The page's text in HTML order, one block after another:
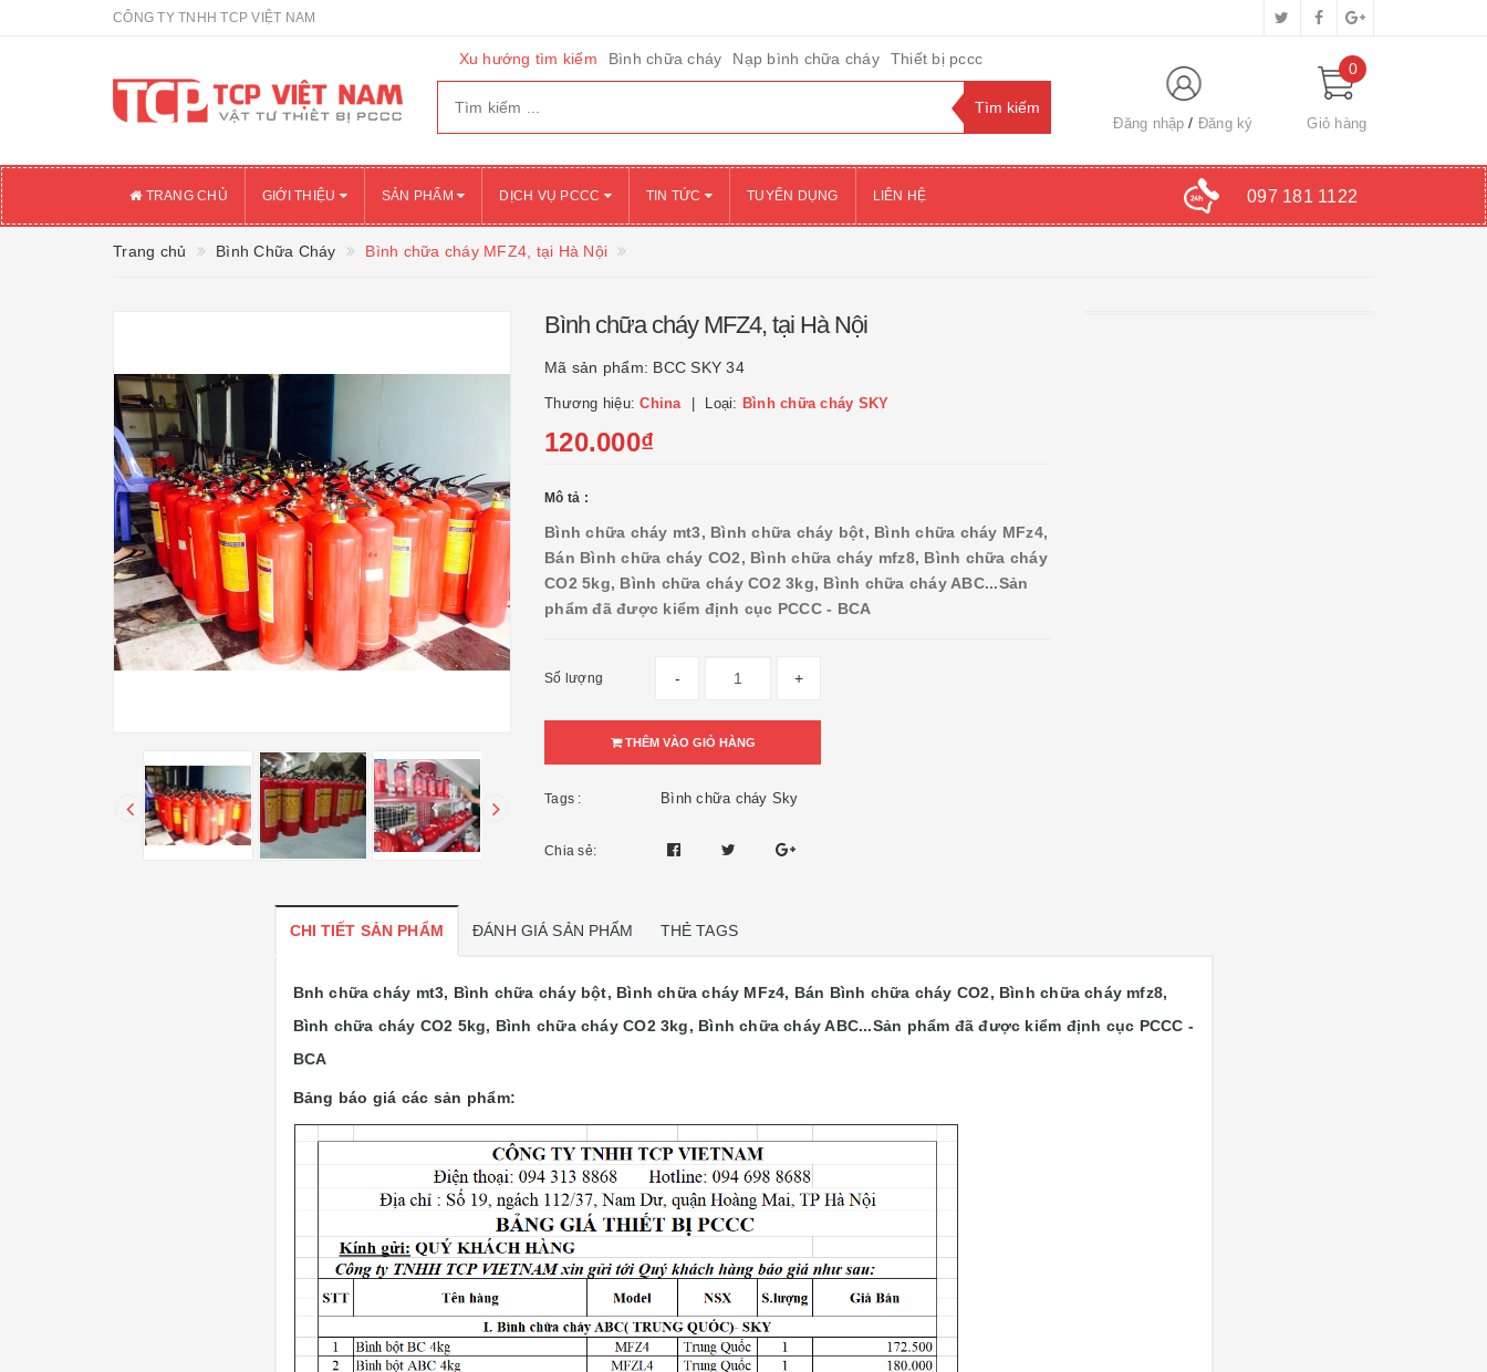
CÔNG TY TNHH TCP VIỆT NAM
Xu hướng tìm kiếm Bình chữa cháy Nạp bình chữa cháy Thiết bị pccc
Đăng nhập Đăng ký
0
Giỏ hàng
TRANG CHỦ GIỚI THIỆU SẢN PHẨM DỊCH VỤ PCCC TIN TỨC TUYỂN DỤNG LIÊN HỆ 097 181 1122
Trang chủ Bình Chữa Cháy Bình chữa cháy MFZ4, tại Hà Nội
Bình chữa cháy MFZ4, tại Hà Nội
Mã sản phẩm: BCC SKY 34
Thương hiệu:China Loại: Bình chữa cháy SKY
120.000₫
Mô tả :
Bình chữa cháy mt3, Bình chữa cháy bột, Bình chữa cháy MFz4,
Bán Bình chữa cháy CO2, Bình chữa cháy mfz8, Bình chữa cháy
CO2 5kg, Bình chữa cháy CO2 3kg, Bình chữa cháy ABC...Sản
phẩm đã được kiểm định cục PCCC - BCA
Số lượng - +
THÊM VÀO GIỎ HÀNG
Tags : Bình chữa cháy Sky
Chia sẻ:
CHI TIẾT SẢN PHẨM ĐÁNH GIÁ SẢN PHẨM THẺ TAGS
Bnh chữa cháy mt3, Bình chữa cháy bột, Bình chữa cháy MFz4, Bán Bình chữa cháy CO2, Bình chữa cháy mfz8,
Bình chữa cháy CO2 5kg, Bình chữa cháy CO2 3kg, Bình chữa cháy ABC...Sản phẩm đã được kiểm định cục PCCC -
BCA
Bảng báo giá các sản phẩm: